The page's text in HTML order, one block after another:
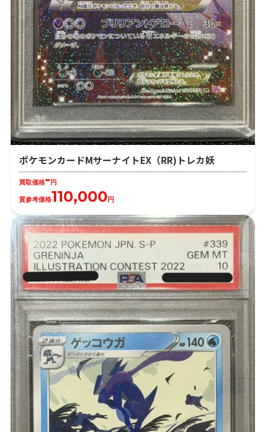
ポケモンカードMサーナイトEX（RR)トレカ妖
買取価格-円
質参考価格110,000円